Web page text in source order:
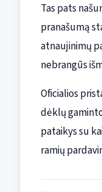
Tas pats
pranašumą
atnaujinimų
nebrangūs
Oficialios
dėklų
pataikys su
ramių